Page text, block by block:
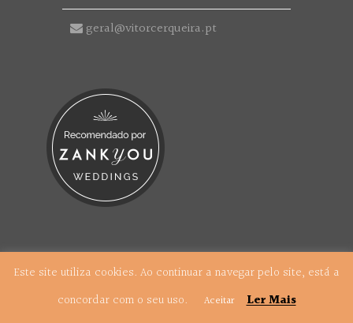
geral@vitorcerqueira.pt
Reservados.